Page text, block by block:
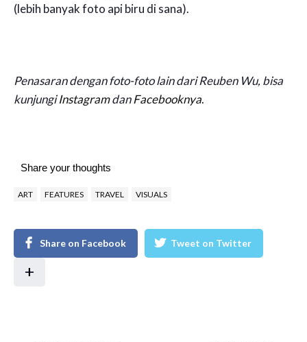
(lebih banyak foto api biru di sana).
Penasaran dengan foto-foto lain dari Reuben Wu, bisa
kunjungiInstagramdanFacebooknya.
Share your thoughts
ART FEATURES TRAVEL VISUALS
Share on Facebook Tweet on Twitter
+